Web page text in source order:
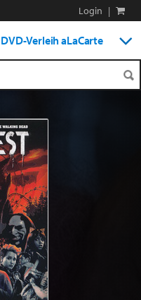
Login |
DVD-Verleih aLaCarte
Shop
Blog